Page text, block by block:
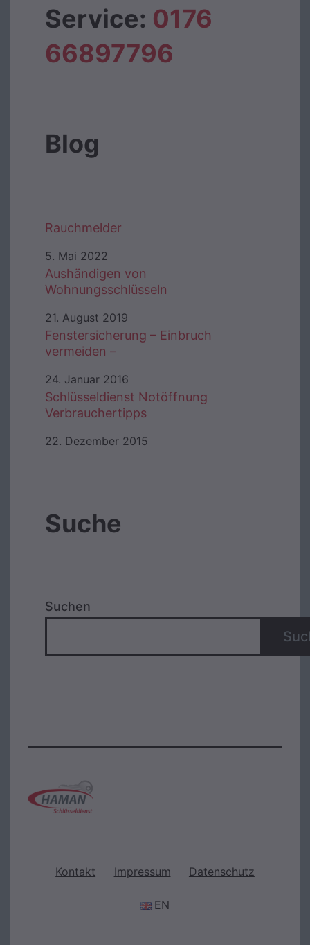
Service: 0176
66897796‬
Blog
Rauchmelder
5. Mai 2022
Aushändigen von
Wohnungsschlüsseln
21. August 2019
Fenstersicherung – Einbruch
vermeiden –
24. Januar 2016
Schlüsseldienst Notöffnung
Verbrauchertipps
22. Dezember 2015
Suche
Suchen
Kontakt Impressum Datenschutz
EN